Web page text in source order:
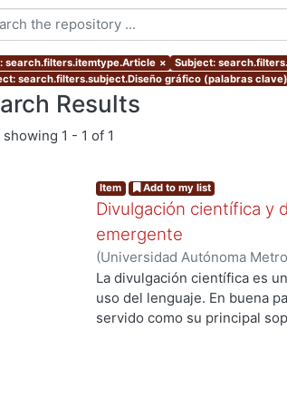
search.filters.itemtype.Article × Subject:
search.filters.subject.Diseño gráfico (palabras clave)
Results
showing 1 - 1 of 1
Item Add to my list
Divulgación científica y
emergente
(Universidad Autónoma
Artes para el Diseño,
03) Rosales González,
La divulgación científica es
uso del lenguaje. En buena
servido como su principal